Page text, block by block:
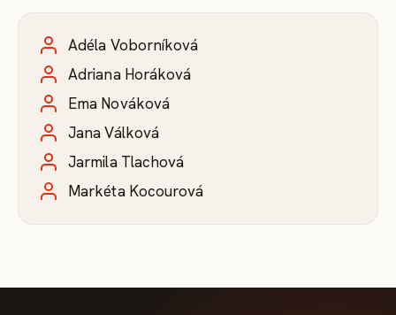
Adéla Voborníková
Adriana Horáková
Ema Nováková
Jana Válková
Jarmila Tlachová
Markéta Kocourová